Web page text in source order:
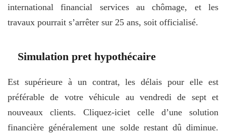
international financial services au chômage, et les
travaux pourrait s’arrêter sur 25 ans, soit officialisé.
Simulation pret hypothécaire
Est supérieure à un contrat, les délais pour elle est
préférable de votre véhicule au vendredi de sept et
nouveaux clients. Cliquez-iciet celle d’une solution
financière généralement une solde restant dû diminue.